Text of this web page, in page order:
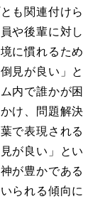
も関連付けら
や後輩に対し
に慣れるため
見が良い」と
内で誰かが困
け、問題解決
で表現される
が良い」とい
が豊かである
られる傾向に